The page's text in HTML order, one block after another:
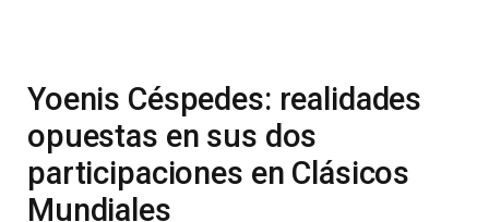
Yoenis Céspedes: realidades
opuestas en sus dos
participaciones en Clásicos
Mundiales